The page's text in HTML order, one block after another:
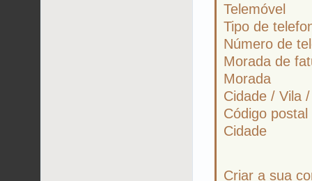
Telemóvel
Tipo de
Número de
Morada de
Morada
Cidade / Vila
Código postal
Cidade
Criar a sua